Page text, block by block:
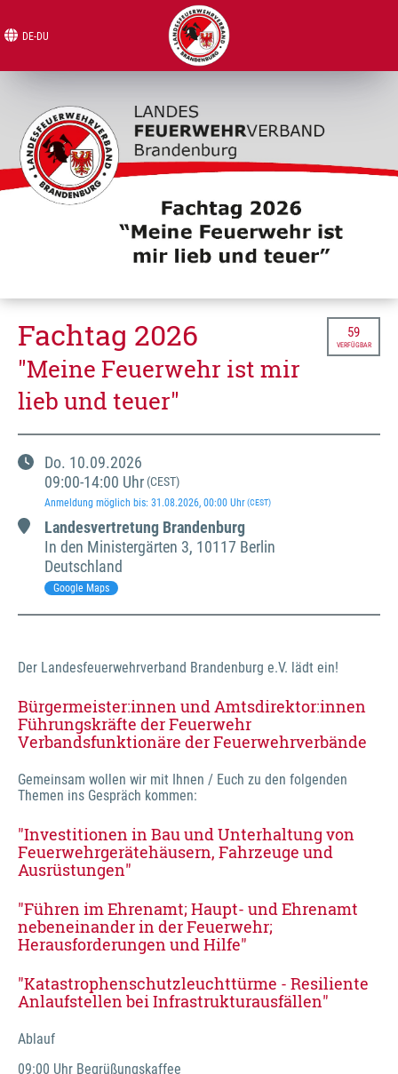
DE-DU
Fachtag 2026
"Meine Feuerwehr ist mir
lieb und teuer"
59
VERFÜGBAR
Do. 10.09.2026
09:00-14:00 Uhr (CEST)
Anmeldung möglich bis: 31.08.2026, 00:00 Uhr(CEST)
Landesvertretung Brandenburg
In den Ministergärten 3, 10117 Berlin
Deutschland
Google Maps
Der Landesfeuerwehrverband Brandenburg e.V. lädt ein!
Bürgermeister:innen und Amtsdirektor:innen
Führungskräfte der Feuerwehr
Verbandsfunktionäre der Feuerwehrverbände
Gemeinsam wollen wir mit Ihnen / Euch zu den folgenden
Themen ins Gespräch kommen:
"Investitionen in Bau und Unterhaltung von
Feuerwehrgerätehäusern, Fahrzeuge und
Ausrüstungen"
"Führen im Ehrenamt; Haupt- und Ehrenamt
nebeneinander in der Feuerwehr;
Herausforderungen und Hilfe"
"Katastrophenschutzleuchttürme - Resiliente
Anlaufstellen bei Infrastrukturausfällen"
Ablauf
09:00 Uhr Begrüßungskaffee